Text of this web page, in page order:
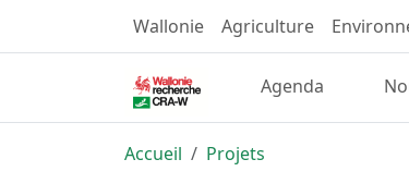
Wallonie Agriculture
Agenda
Accueil
Projets